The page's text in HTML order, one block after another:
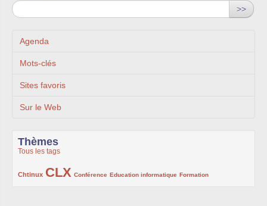
>>
Agenda
Mots-clés
Sites favoris
Sur le Web
Thèmes
Tous les tags
Chtinux
222/1002CLX
1002/1002 Conférence
132/1002 Education informatique
119/1002 Formation
168/1002